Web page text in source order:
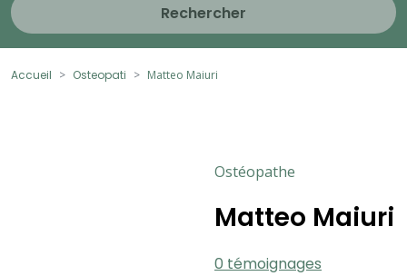
Rechercher
Accueil Osteopati Matteo Maiuri
Ostéopathe
Matteo Maiuri
0 témoignages